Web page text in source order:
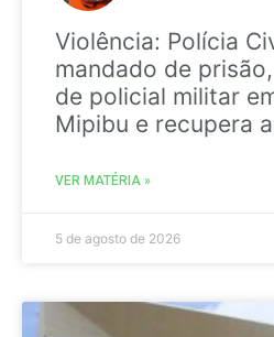
Violência: Polícia
mandado de
de policial militar
Mipibu e recupera
VER MATÉRIA »
5 de agosto de 2026